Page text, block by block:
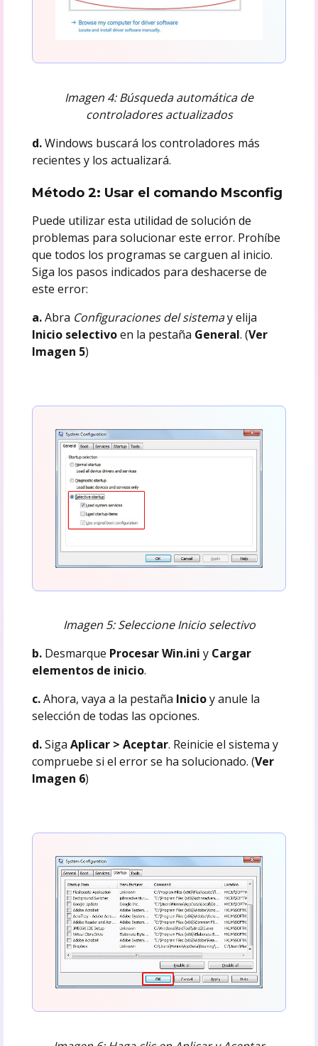
Imagen 4: Búsqueda automática de
controladores actualizados
d.Windows buscará los controladores más
recientes y los actualizará.
Método 2: Usar el comando Msconfig
Puede utilizar esta utilidad de solución de
problemas para solucionar este error. Prohíbe
que todos los programas se carguen al inicio.
Siga los pasos indicados para deshacerse de
este error:
a.Abra Configuraciones del sistemay elija
Inicio selectivoen la pestaña General. (Ver
Imagen 5)
Imagen 5: Seleccione Inicio selectivo
b. Desmarque Procesar Win.ini y Cargar
elementos de inicio.
c.Ahora, vaya a la pestaña Inicioy anule la
selección de todas las opciones.
d.Siga Aplicar > Aceptar. Reinicie el sistema y
compruebe si el error se ha solucionado. (Ver
Imagen 6)